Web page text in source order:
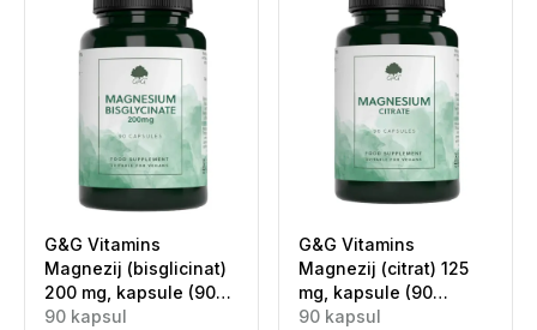
G&G Vitamins
Magnezij (bisglicinat)
200 mg, kapsule (90
kapsul)
90 kapsul
G&G Vitamins
Magnezij (citrat) 125
mg, kapsule (90
kapsul)
90 kapsul